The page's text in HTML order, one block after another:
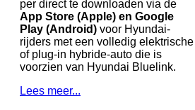
per direct te downloaden via de
App Store (Apple) en Google
Play (Android) voor Hyundai-
rijders met een volledig elektrische
of plug-in hybride-auto die is
voorzien van Hyundai Bluelink.
Lees meer...